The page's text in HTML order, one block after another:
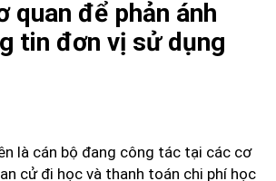
quan để phản ánh
tin đơn vị sử dụng
là cán bộ đang công tác tại các cơ
cử đi học và thanh toán chi phí học